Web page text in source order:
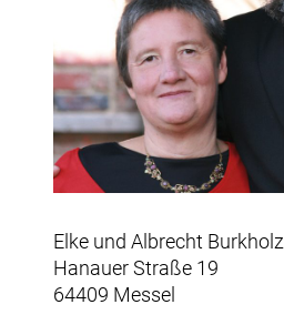
Elke und Albrecht Burkholz
Hanauer Straße 19
64409 Messel